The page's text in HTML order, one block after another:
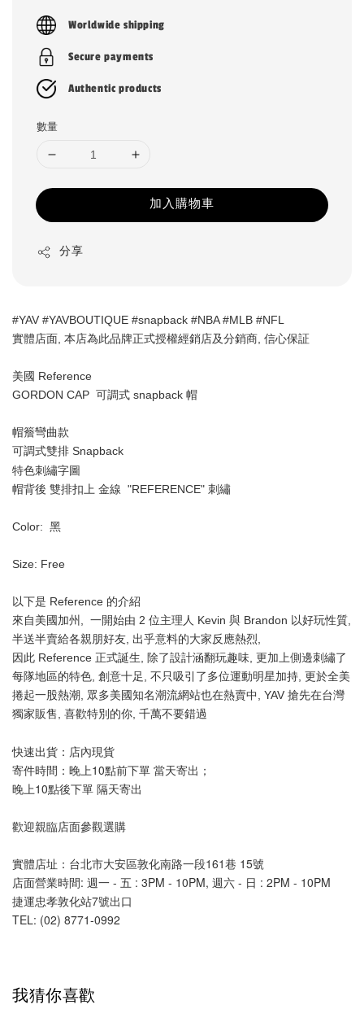
price
Worldwide shipping
Secure payments
Authentic products
數量
加入購物車
分享
#YAV #YAVBOUTIQUE #snapback #NBA #MLB #NFL
實體店面, 本店為此品牌正式授權經銷店及分銷商, 信心保証
美國 Reference
GORDON CAP  可調式 snapback 帽
帽簷彎曲款
可調式雙排 Snapback
特色刺繡字圖
帽背後 雙排扣上 金線  "REFERENCE" 刺繡
Color:  黑
Size: Free
以下是 Reference 的介紹
來自美國加州,  一開始由 2 位主理人 Kevin 與 Brandon 以好玩性質,
半送半賣給各親朋好友, 出乎意料的大家反應熱烈,
因此 Reference 正式誕生, 除了設計涵翻玩趣味, 更加上側邊刺繡了
每隊地區的特色, 創意十足, 不只吸引了多位運動明星加持, 更於全美
捲起一股熱潮, 眾多美國知名潮流網站也在熱賣中, YAV 搶先在台灣
獨家販售, 喜歡特別的你, 千萬不要錯過
快速出貨：店內現貨
寄件時間：晚上10點前下單 當天寄出；
晚上10點後下單 隔天寄出
歡迎親臨店面參觀選購
實體店址：台北市大安區敦化南路一段161巷 15號
店面營業時間: 週一 - 五 : 3PM - 10PM, 週六 - 日 : 2PM - 10PM
捷運忠孝敦化站7號出口
TEL: (02) 8771-0992
我猜你喜歡